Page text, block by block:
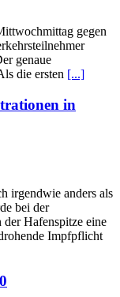
gegen
genaue
die ersten [...]
in
irgendwie anders als
bei der
der Hafenspitze eine
Impfpflicht